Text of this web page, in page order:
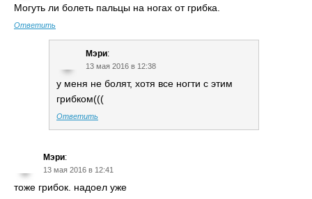
Могуть ли болеть пальцы на ногах от грибка.
Ответить
Мэри:
13 мая 2016 в 12:38
у меня не болят, хотя все ногти с этим
грибком(((
Ответить
Мэри:
13 мая 2016 в 12:41
тоже грибок. надоел уже